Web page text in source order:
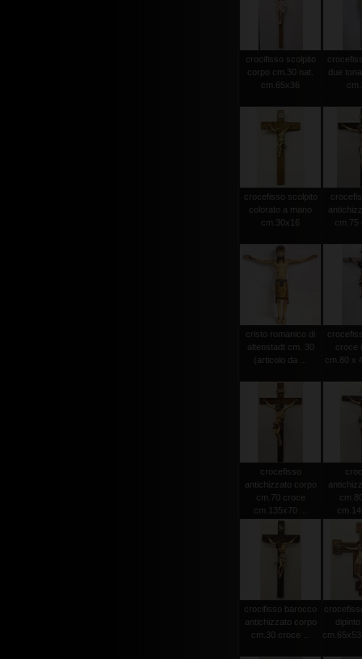
crocifisso scolpito
corpo cm.30 nat.
cm.65x36
due
crocefisso scolpito
colorato a mano
cm.30x16
cm.75
cristo romanico di
altenstadt cm. 30
(articolo da ...
croce
cm.80 x
crocefisso
antichizzato corpo
cm.70 croce
cm.135x70 ...
crocifisso barocco
antichizzato corpo
cm.30 croce ...